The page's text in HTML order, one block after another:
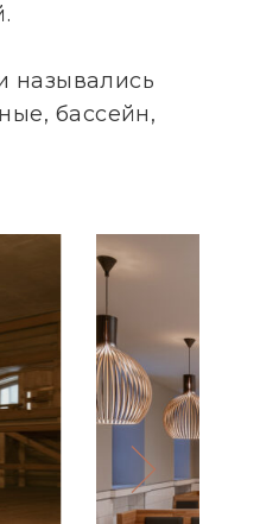
назывались
бассейн,